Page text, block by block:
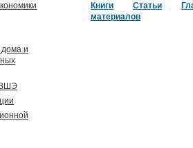
Книги Статьи
материалов
дома и
ВШЭ